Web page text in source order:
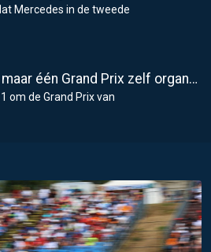
Mercedes in de tweede
Waarom F1 nog altijd maar één Grand Prix zelf organiseert
om de Grand Prix van